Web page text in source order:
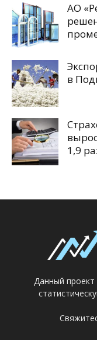
АО
в
1,9
Данный проект